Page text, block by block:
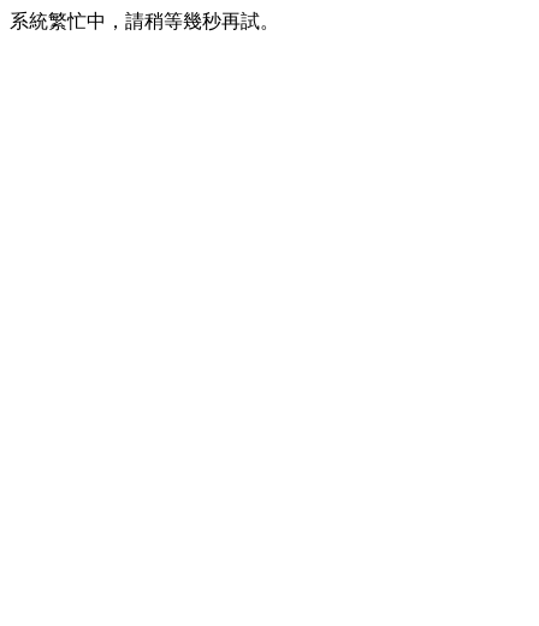
系統繁忙中，請稍等幾秒再試。